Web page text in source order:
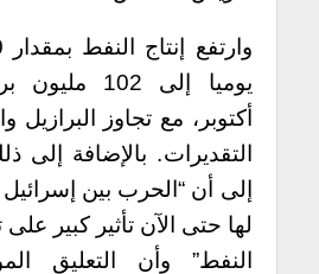
يوميا إلى
أكتوبر، مع تجاوز البرازيل
التقديرات. بالإضافة إلى
إلى أن “الحرب بين
لها حتى الآن تأثير كبير
النفط” وأن التعليق